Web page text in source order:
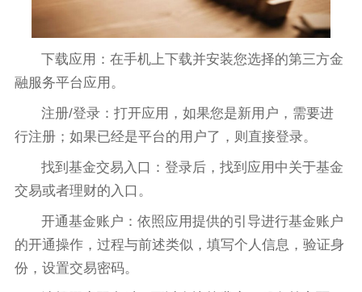
下载应用：在手机上下载并安装您选择的第三方金
融服务平台应用。
注册/登录：打开应用，如果您是新用户，需要进
行注册；如果已经是平台的用户了，则直接登录。
找到基金交易入口：登录后，找到应用中关于基金
交易或者理财的入口。
开通基金账户：依照应用提供的引导进行基金账户
的开通操作，过程与前述类似，填写个人信息，验证身
份，设置交易密码。